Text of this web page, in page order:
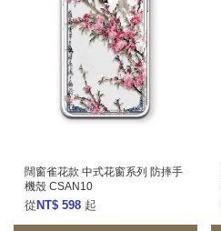
闊窗雀花款 中式花窗系列 防摔手
機殼 CSAN10
從NT$ 598 起